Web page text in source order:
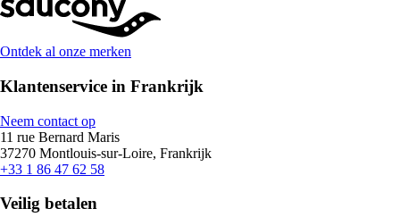
Ontdek al onze merken
Klantenservice in Frankrijk
Neem contact op
11 rue Bernard Maris
37270 Montlouis-sur-Loire, Frankrijk
+33 1 86 47 62 58
Veilig betalen